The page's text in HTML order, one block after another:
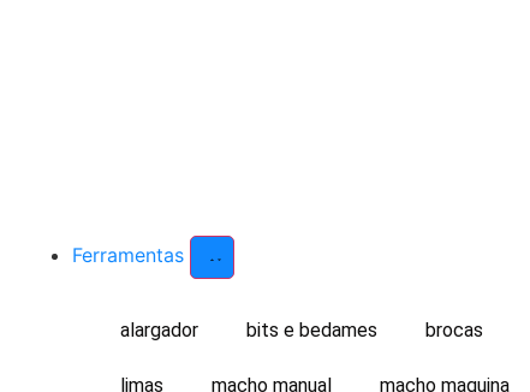
Ferramentas
alargador bits e bedames brocas
limas macho manual macho maquina